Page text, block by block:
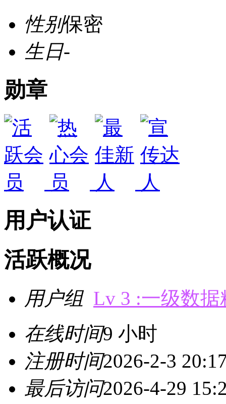
性别保密
生日-
勋章
用户认证
活跃概况
用户组 Lv 3 :一级数据
在线时间9 小时
注册时间2026-2-3
最后访问2026-4-29